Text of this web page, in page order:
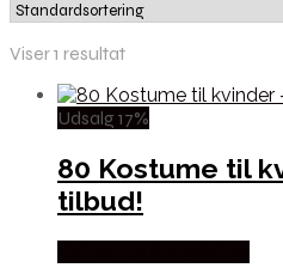
Viser 1 resultat
Udsalg 17%
80 Kostume til
tilbud!